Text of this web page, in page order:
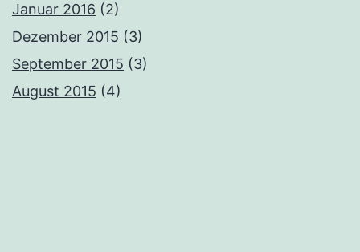
Januar 2016 (2)
Dezember 2015 (3)
September 2015 (3)
August 2015 (4)